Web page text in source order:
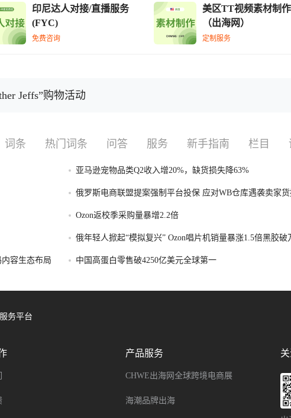
印尼达人对接/直播服务
(FYC)
免费咨询
美区TT视频素材制作
（出海网）
定制服务
Jeffs”购物活动
词条 热门词条 问答 服务 新手指南 栏目
亚马逊宠物品类Q2收入增20%，缺货损失降63%
俄罗斯电商联盟提案强制平台投保 应对WB仓库遇袭卖家
Ozon返校季采购量暴增2.2倍
俄年轻人掀起“模拟复兴” Ozon唱片机销量暴涨1.5倍黑胶破
容生态布局 中国高蛋白零售破4250亿美元全球第一
务平台
产品服务
CHWE出海网全球跨境电商展
海潮品牌出海
关